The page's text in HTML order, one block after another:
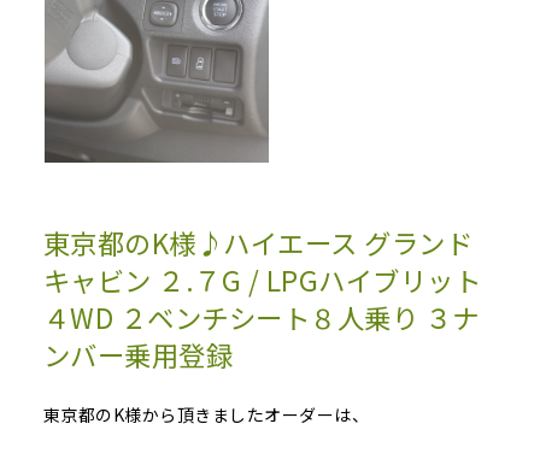
東京都のK様♪ハイエース グランド
キャビン ２.７G / LPGハイブリット
４WD ２ベンチシート８人乗り ３ナ
ンバー乗用登録
東京都のK様から頂きましたオーダーは、